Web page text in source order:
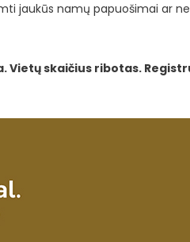
jaukūs namų papuošimai ar
Vietų skaičius ribotas.